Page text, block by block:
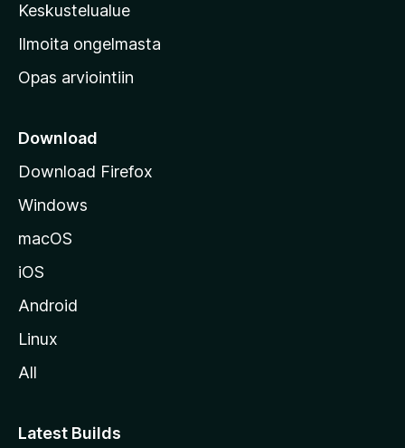
n
v
r
k
s
i
s
t
l
Keskustelualue
Ilmoita ongelmasta
Opas arviointiin
Download
Download Firefox
Windows
macOS
iOS
Android
Linux
All
Latest Builds